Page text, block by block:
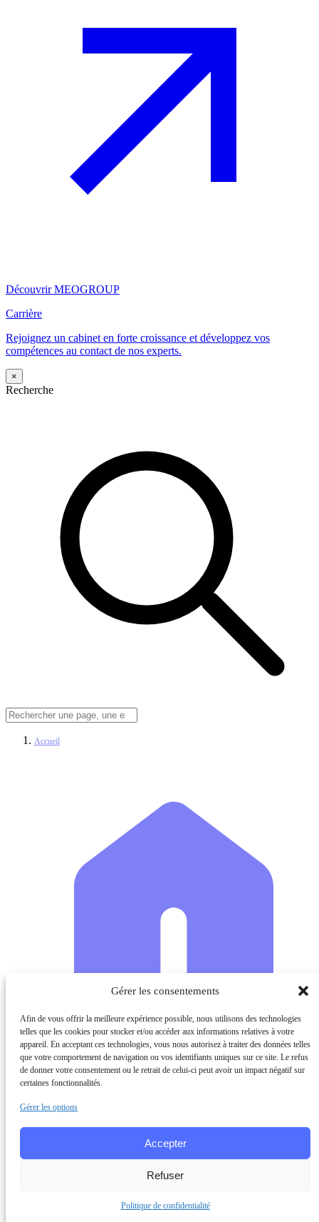
Gérer les consentements
Afin de vous offrir la meilleure expérience possible, nous utilisons des technologies
telles que les cookies pour stocker et/ou accéder aux informations relatives à votre
appareil. En acceptant ces technologies, vous nous autorisez à traiter des données telles
que votre comportement de navigation ou vos identifiants uniques sur ce site. Le refus
de donner votre consentement ou le retrait de celui-ci peut avoir un impact négatif sur
certaines fonctionnalités.
Gérer les options
Accepter
Refuser
Politique de confidentialité
Découvrir MEOGROUP
Carrière
Rejoignez un cabinet en forte croissance et développez vos
compétences au contact de nos experts.
×
Recherche
Accueil